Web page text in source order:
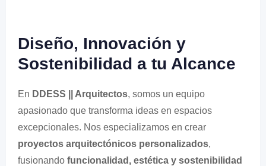
Diseño, Innovación y
Sostenibilidad a tu Alcance
En DDESS || Arquitectos, somos un equipo
apasionado que transforma ideas en espacios
excepcionales. Nos especializamos en crear
proyectos arquitectónicos personalizados,
fusionando funcionalidad, estética y sostenibilidad